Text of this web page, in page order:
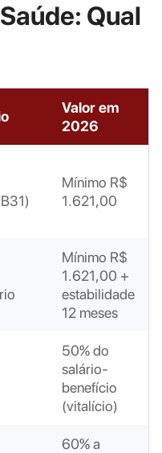
Qual
Valor em
2026
Mínimo R$
1.621,00
Mínimo R$
1.621,00 +
estabilidade
12 meses
50% do
salário-
benefício
(vitalício)
60% a